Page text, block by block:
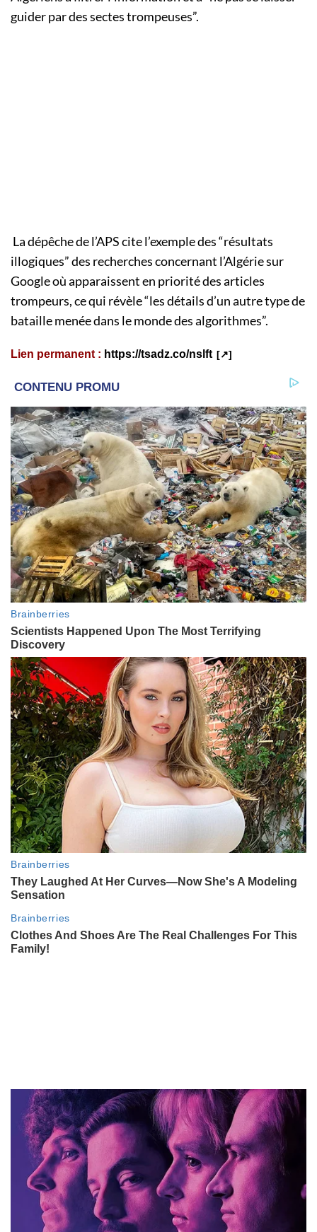
guider par des sectes trompeuses”.
La dépêche de l’APS cite l’exemple des “résultats
illogiques” des recherches concernant l’Algérie sur
Google où apparaissent en priorité des articles
trompeurs, ce qui révèle “les détails d’un autre type de
bataille menée dans le monde des algorithmes”.
Lien permanent : https://tsadz.co/nslft